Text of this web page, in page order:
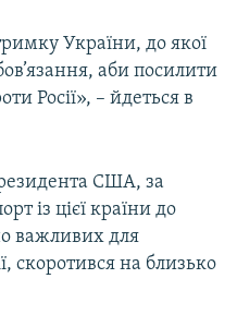
України, до якої
аби посилити
Росії», – йдеться в
США, за
із цієї країни до
важливих для
скоротився на близько